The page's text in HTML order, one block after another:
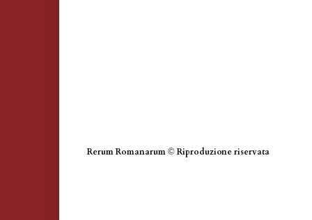
Rerum Romanarum © Riproduzione riservata